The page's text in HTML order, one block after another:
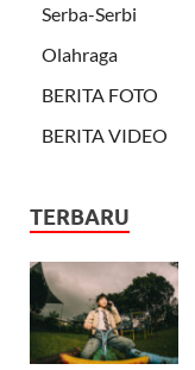
Serba-Serbi
Olahraga
BERITA FOTO
BERITA VIDEO
TERBARU